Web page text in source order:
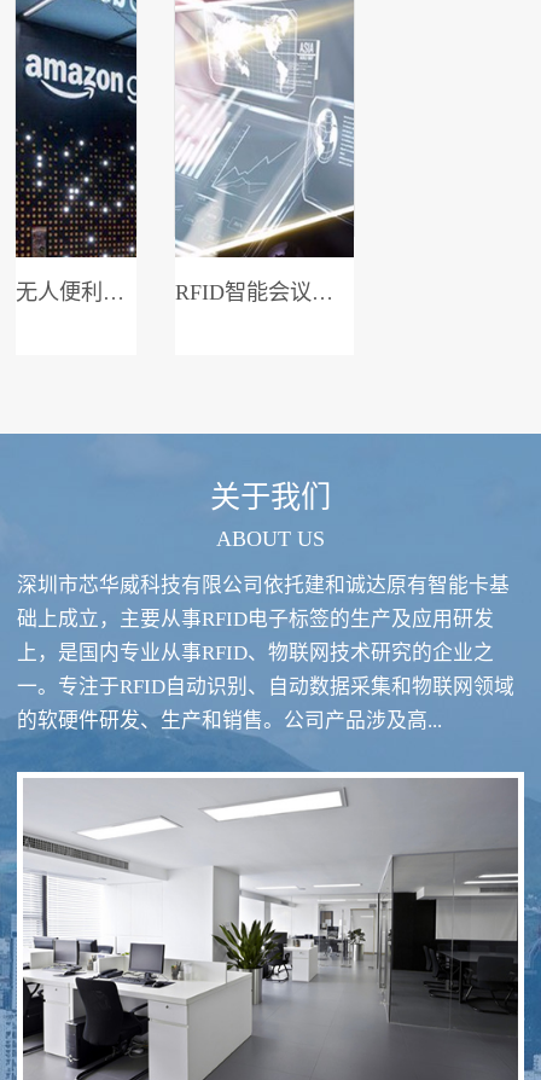
无人便利店系统 RFID智能会议签到系统
RFID酒类防伪系统方案 RFID智慧食堂系统
关于我们
ABOUT US
深圳市芯华威科技有限公司依托建和诚达原有智能卡基
础上成立，主要从事RFID电子标签的生产及应用研发
上，是国内专业从事RFID、物联网技术研究的企业之
一。专注于RFID自动识别、自动数据采集和物联网领域
的软硬件研发、生产和销售。公司产品涉及高...